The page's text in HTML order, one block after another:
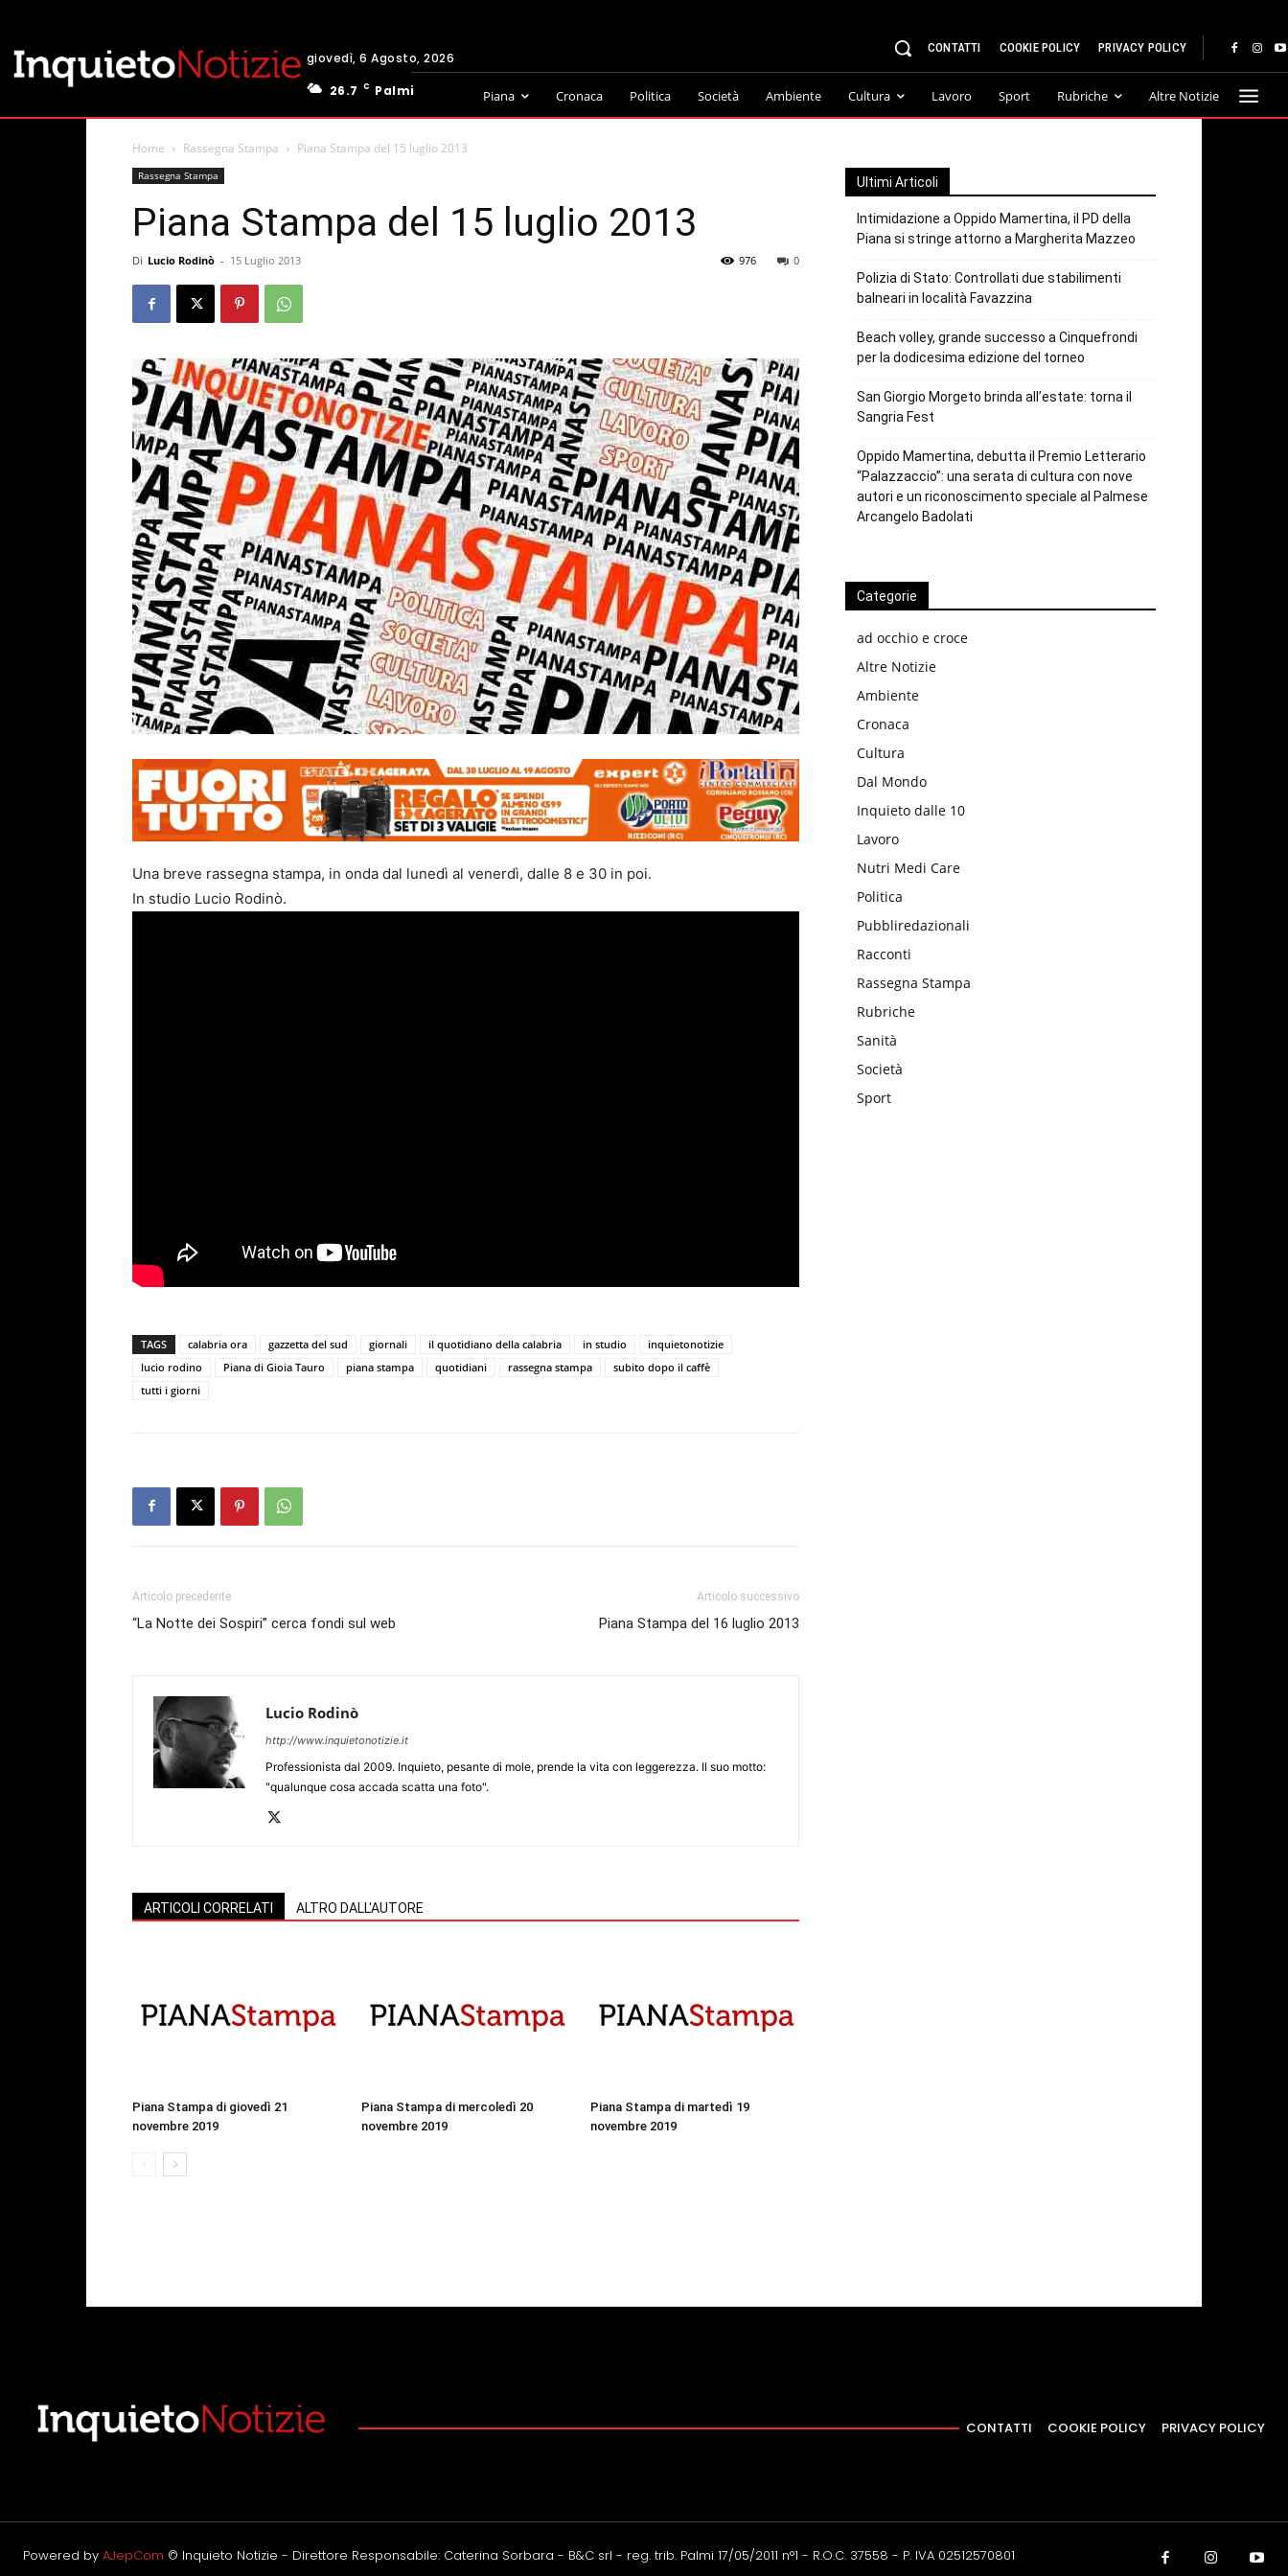
giovedì, 6 Agosto, 2026
26.7
C Palmi
CONTATTI COOKIE POLICY PRIVACY POLICY
Piana Cronaca Politica Società Ambiente Cultura Lavoro Sport Rubriche Altre Notizie
Home Rassegna Stampa Piana Stampa del 15 luglio 2013
Rassegna Stampa
Piana Stampa del 15 luglio 2013
Di Lucio Rodinò - 15 Luglio 2013 0
976
Una breve rassegna stampa, in onda dal lunedì al venerdì, dalle 8 e 30 in poi.
In studio Lucio Rodinò.
TAGS calabria ora gazzetta del sud giornali il quotidiano della calabria in studio
inquietonotizie
lucio rodino
Piana di Gioia Tauro piana stampa quotidiani rassegna stampa
subito dopo il caffè
tutti i giorni
Articolo precedente
“La Notte dei Sospiri” cerca fondi sul web
Articolo successivo
Piana Stampa del 16 luglio 2013
Lucio Rodinò
http://www.inquietonotizie.it
Professionista dal 2009. Inquieto, pesante di mole, prende la vita con leggerezza. Il suo motto:
"qualunque cosa accada scatta una foto".
ARTICOLI CORRELATI ALTRO DALL'AUTORE
Piana Stampa di giovedì 21
novembre 2019
Piana Stampa di mercoledì 20
novembre 2019
Piana Stampa di martedì 19
novembre 2019
Ultimi Articoli
Intimidazione a Oppido Mamertina, il PD della
Piana si stringe attorno a Margherita Mazzeo
Polizia di Stato: Controllati due stabilimenti
balneari in località Favazzina
Beach volley, grande successo a Cinquefrondi
per la dodicesima edizione del torneo
San Giorgio Morgeto brinda all’estate: torna il
Sangria Fest
Oppido Mamertina, debutta il Premio Letterario
“Palazzaccio”: una serata di cultura con nove
autori e un riconoscimento speciale al Palmese
Arcangelo Badolati
Categorie
ad occhio e croce
Altre Notizie
Ambiente
Cronaca
Cultura
Dal Mondo
Inquieto dalle 10
Lavoro
Nutri Medi Care
Politica
Pubbliredazionali
Racconti
Rassegna Stampa
Rubriche
Sanità
Società
Sport
CONTATTI COOKIE POLICY PRIVACY POLICY
Powered by AJepCom © Inquieto Notizie - Direttore Responsabile: Caterina Sorbara - B&C srl - reg. trib. Palmi 17/05/2011 n°1 - R.O.C. 37558 - P. IVA 02512570801